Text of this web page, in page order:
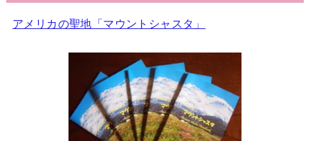
アメリカの聖地「マウントシャスタ」